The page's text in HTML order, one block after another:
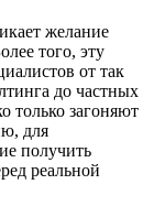
желание
того, эту
от так
до частных
только загоняют
для
получить
реальной